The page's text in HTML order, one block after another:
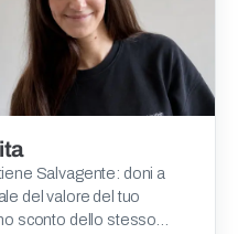
Salvagente: doni a
del valore del tuo
sconto dello stesso